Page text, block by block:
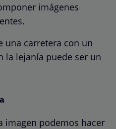
imágenes
una carretera con un
la lejanía puede ser un
imagen podemos hacer